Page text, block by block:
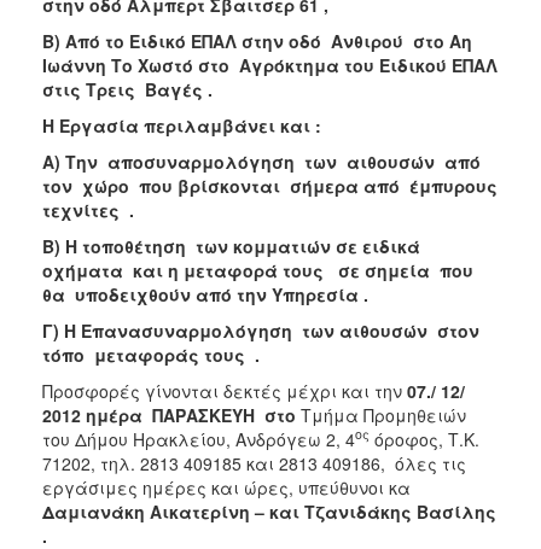
Β) Από το Ειδικό ΕΠΑΛ στην οδό Ανθιρού στο Αη
Ιωάννη Το Χωστό στο Αγρόκτημα του Ειδικού ΕΠΑΛ
στις Τρεις Βαγές .
Η Εργασία περιλαμβάνει και :
Α) Την αποσυναρμολόγηση των αιθουσών από
τον χώρο που βρίσκονται σήμερα από έμπυρους
τεχνίτες .
Β) Η τοποθέτηση των κομματιών σε ειδικά
οχήματα και η μεταφορά τους σε σημεία που
θα υποδειχθούν από την Υπηρεσία .
Γ) Η Επανασυναρμολόγηση των αιθουσών στον
τόπο μεταφοράς τους .
Προσφορές γίνονται δεκτές μέχρι και την 07./ 12/
2012 ημέρα ΠΑΡΑΣΚΕΥΗ στο Τμήμα Προμηθειών
του Δήμου Ηρακλείου, Ανδρόγεω 2, 4ος όροφος, Τ.Κ.
71202, τηλ. 2813 409185 και 2813 409186, όλες τις
εργάσιμες ημέρες και ώρες, υπεύθυνοι κα
Δαμιανάκη Αικατερίνη – και Τζανιδάκης Βασίλης
.